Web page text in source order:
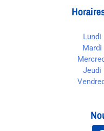
Lundi
Mardi
Jeudi